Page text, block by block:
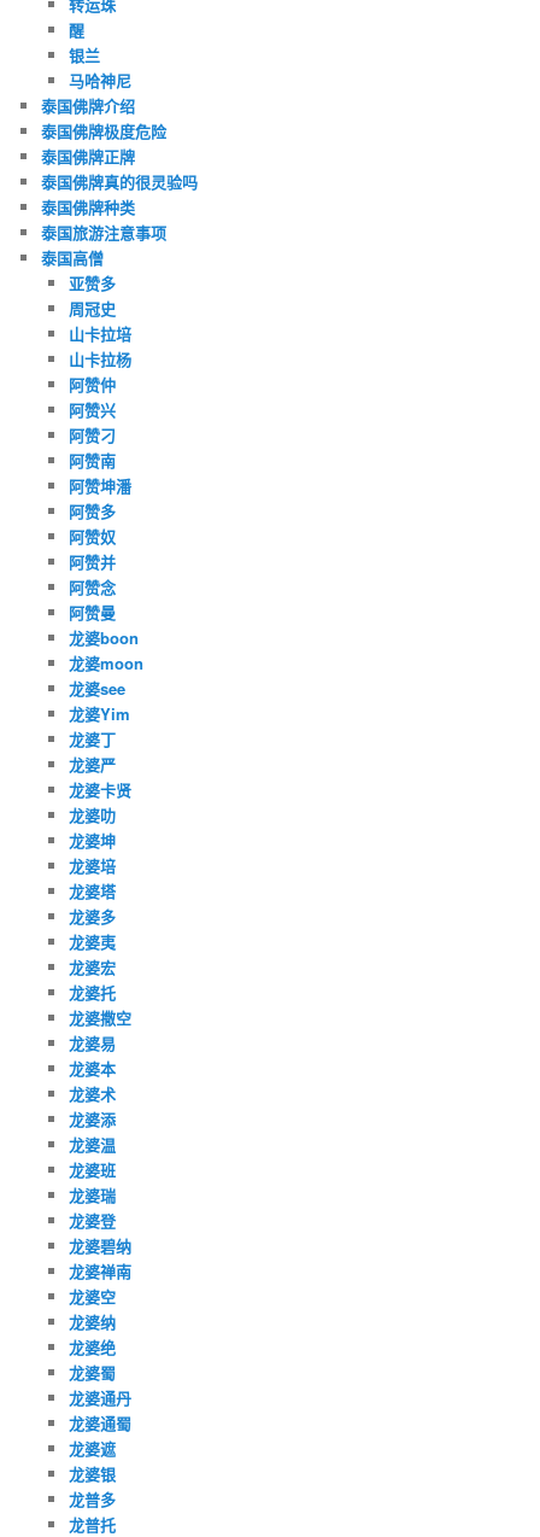
醒
银兰
马哈神尼
泰国佛牌介绍
泰国佛牌极度危险
泰国佛牌正牌
泰国佛牌真的很灵验吗
泰国佛牌种类
泰国旅游注意事项
泰国高僧
亚赞多
周冠史
山卡拉培
山卡拉杨
阿赞仲
阿赞兴
阿赞刁
阿赞南
阿赞坤潘
阿赞多
阿赞奴
阿赞并
阿赞念
阿赞曼
龙婆boon
龙婆moon
龙婆see
龙婆Yim
龙婆丁
龙婆严
龙婆卡贤
龙婆叻
龙婆坤
龙婆培
龙婆塔
龙婆多
龙婆夷
龙婆宏
龙婆托
龙婆撒空
龙婆易
龙婆本
龙婆术
龙婆添
龙婆温
龙婆班
龙婆瑞
龙婆登
龙婆碧纳
龙婆禅南
龙婆空
龙婆纳
龙婆绝
龙婆蜀
龙婆通丹
龙婆通蜀
龙婆遮
龙婆银
龙普多
龙普托